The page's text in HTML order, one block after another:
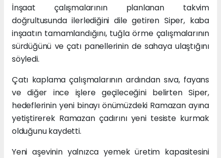
İnşaat çalışmalarının planlanan takvim
doğrultusunda ilerlediğini dile getiren Siper, kaba
inşaatın tamamlandığını, tuğla örme çalışmalarının
sürdüğünü ve çatı panellerinin de sahaya ulaştığını
söyledi.
Çatı kaplama çalışmalarının ardından sıva, fayans
ve diğer ince işlere geçileceğini belirten Siper,
hedeflerinin yeni binayı önümüzdeki Ramazan ayına
yetiştirerek Ramazan çadırını yeni tesiste kurmak
olduğunu kaydetti.
Yeni aşevinin yalnızca yemek üretim kapasitesini